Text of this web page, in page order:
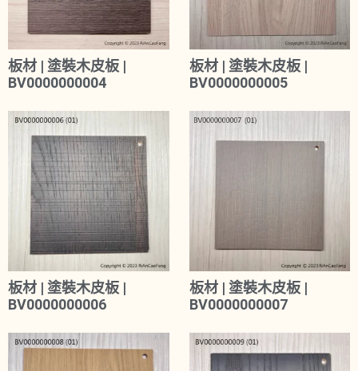
板材 | 塗裝木皮板 |
BV0000000004
板材 | 塗裝木皮板 |
BV0000000005
板材 | 塗裝木皮板 |
BV0000000006
板材 | 塗裝木皮板 |
BV0000000007